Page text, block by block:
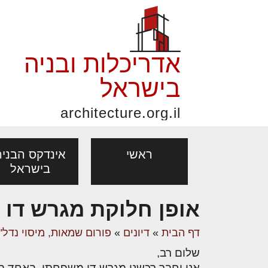
אדריכלות ובניה
בישראל
architecture.org.il
ראשי
אינדקס
בישראל
אדריכלים -אדריכלות: פרוגרמות,
בנייה
נדל"ן:
פורום אדריכלות, תכנון
ובניה
יעוץ מקצועי לבונים, למשפצים
אופן חלוקת מגרש
דף הבית » דיונים » פורום שמאות, מיסוי
שלום רב,